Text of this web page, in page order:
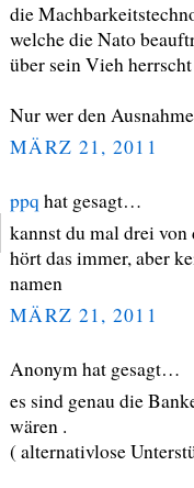
die
welche die Nato
über sein Vieh
Nur wer den
MÄRZ 21, 2011
ppq hat gesagt…
kannst du mal drei
hört das immer, aber
namen
MÄRZ 21, 2011
Anonym hat gesagt…
es sind genau die
wären .
( alternativlose